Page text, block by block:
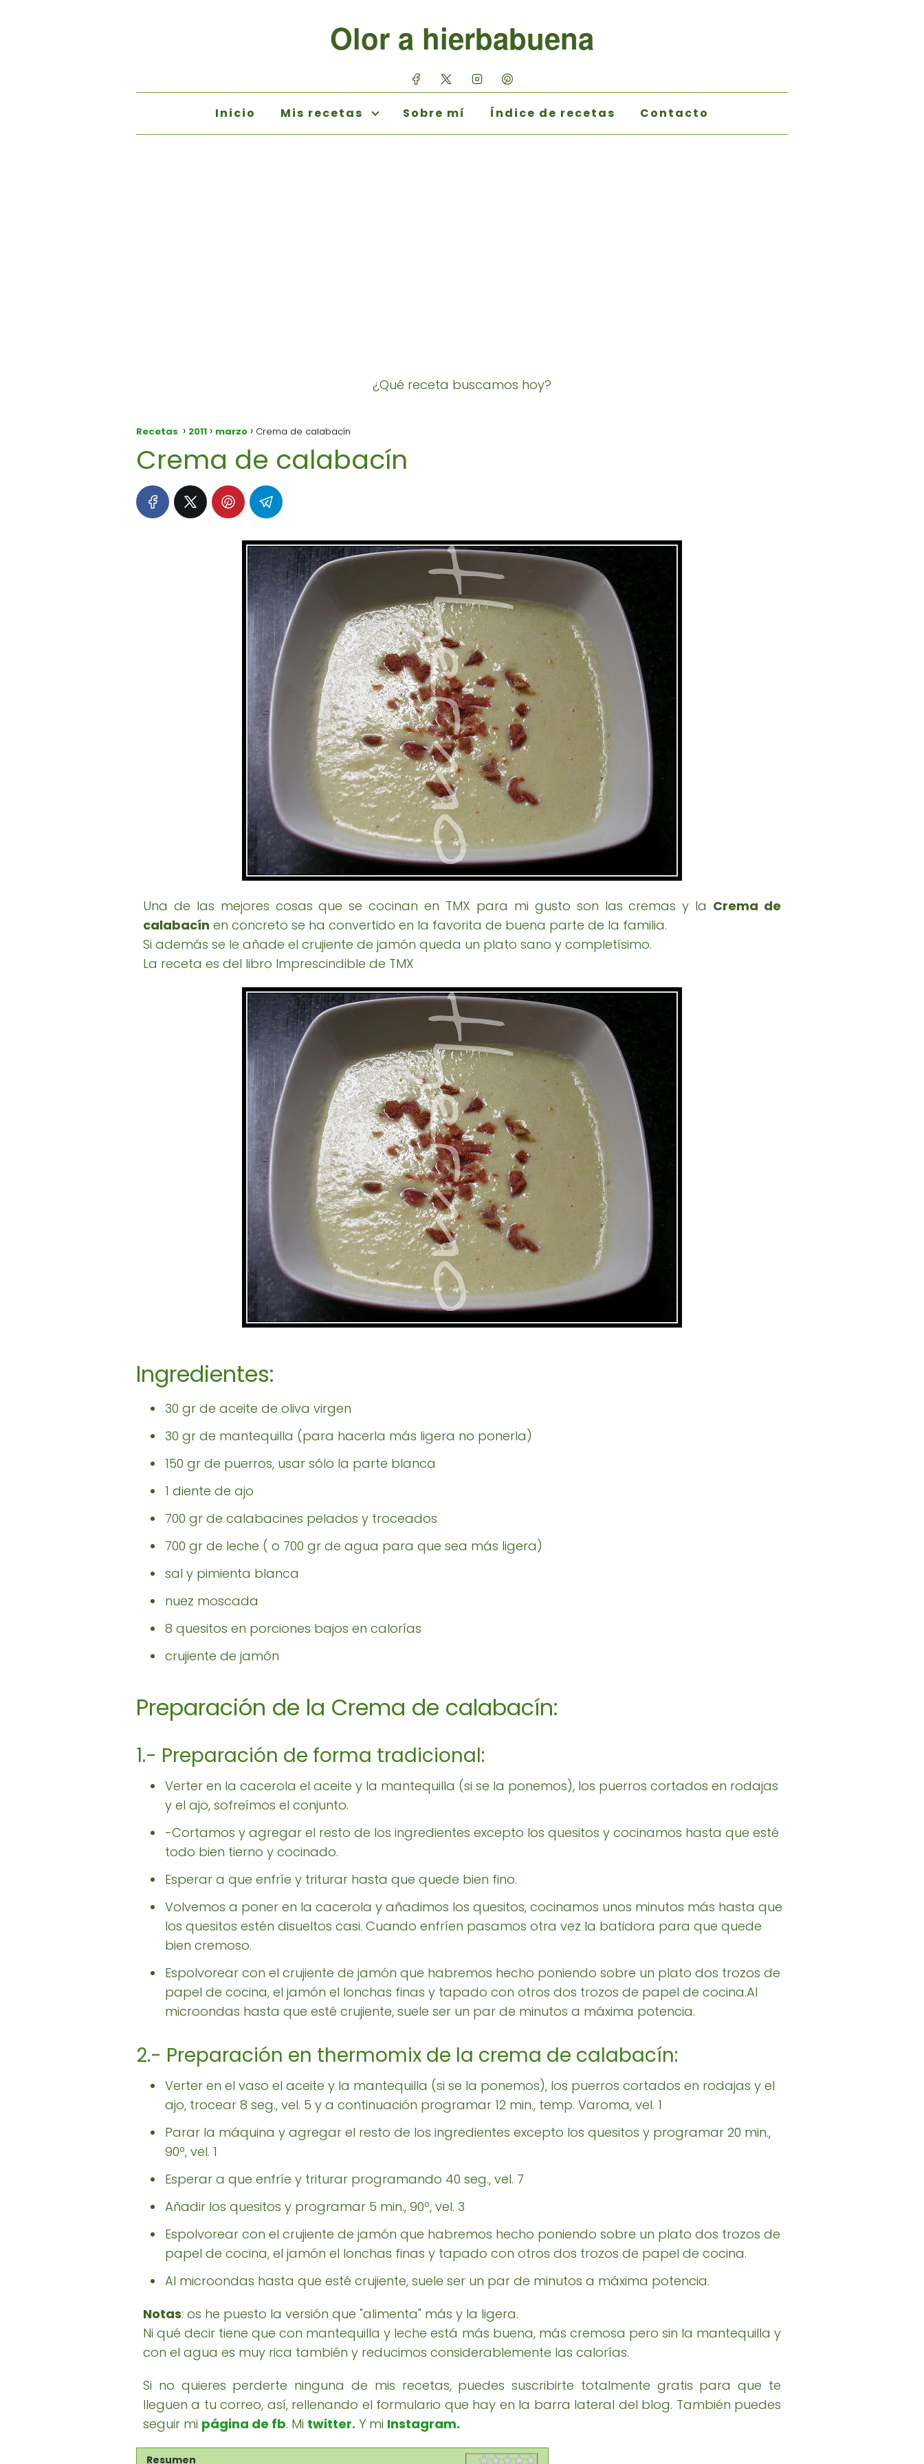
Olor a hierbabuena
Inicio Mis recetas Sobre mí Índice de recetas Contacto
¿Qué receta buscamos hoy?
Recetas 2011 marzo Crema de calabacín
Crema de calabacín
Una de las mejores cosas que se cocinan en TMX para mi gusto son las cremas y la Crema de
calabacín en concreto se ha convertido en la favorita de buena parte de la familia.
Si además se le añade el crujiente de jamón queda un plato sano y completísimo.
La receta es del libro Imprescindible de TMX
Ingredientes:
30 gr de aceite de oliva virgen
30 gr de mantequilla (para hacerla más ligera no ponerla)
150 gr de puerros, usar sólo la parte blanca
1 diente de ajo
700 gr de calabacines pelados y troceados
700 gr de leche ( o 700 gr de agua para que sea más ligera)
sal y pimienta blanca
nuez moscada
8 quesitos en porciones bajos en calorías
crujiente de jamón
Preparación de la Crema de calabacín:
1.- Preparación de forma tradicional:
Verter en la cacerola el aceite y la mantequilla (si se la ponemos), los puerros cortados en rodajas
y el ajo, sofreímos el conjunto.
-Cortamos y agregar el resto de los ingredientes excepto los quesitos y cocinamos hasta que esté
todo bien tierno y cocinado.
Esperar a que enfríe y triturar hasta que quede bien fino.
Volvemos a poner en la cacerola y añadimos los quesitos, cocinamos unos minutos más hasta que
los quesitos estén disueltos casi. Cuando enfríen pasamos otra vez la batidora para que quede
bien cremoso.
Espolvorear con el crujiente de jamón que habremos hecho poniendo sobre un plato dos trozos de
papel de cocina, el jamón el lonchas finas y tapado con otros dos trozos de papel de cocina.Al
microondas hasta que esté crujiente, suele ser un par de minutos a máxima potencia.
2.- Preparación en thermomix de la crema de calabacín:
Verter en el vaso el aceite y la mantequilla (si se la ponemos), los puerros cortados en rodajas y el
ajo, trocear 8 seg., vel. 5 y a continuación programar 12 min., temp. Varoma, vel. 1
Parar la máquina y agregar el resto de los ingredientes excepto los quesitos y programar 20 min.,
90º, vel. 1
Esperar a que enfríe y triturar programando 40 seg., vel. 7
Añadir los quesitos y programar 5 min., 90º, vel. 3
Espolvorear con el crujiente de jamón que habremos hecho poniendo sobre un plato dos trozos de
papel de cocina, el jamón el lonchas finas y tapado con otros dos trozos de papel de cocina.
Al microondas hasta que esté crujiente, suele ser un par de minutos a máxima potencia.
Notas: os he puesto la versión que "alimenta" más y la ligera.
Ni qué decir tiene que con mantequilla y leche está más buena, más cremosa pero sin la mantequilla y
con el agua es muy rica también y reducimos considerablemente las calorías.
Si no quieres perderte ninguna de mis recetas, puedes suscribirte totalmente gratis para que te
lleguen a tu correo, así, rellenando el formulario que hay en la barra lateral del blog. También puedes
seguir mi página de fb. Mi twitter. Y mi Instagram.
Resumen Rating